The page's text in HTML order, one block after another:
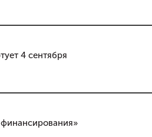
4 сентября